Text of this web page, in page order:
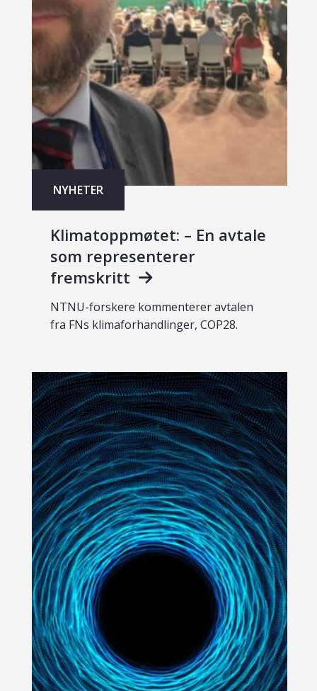
NYHETER
Klimatoppmøtet: – En avtale
som representerer
fremskritt
NTNU-forskere kommenterer avtalen
fra FNs klimaforhandlinger, COP28.